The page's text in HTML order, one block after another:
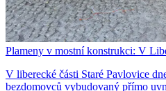
Plameny v mostní konstrukci: V
V liberecké části Staré Pavlovice
bezdomovců vybudovaný přímo